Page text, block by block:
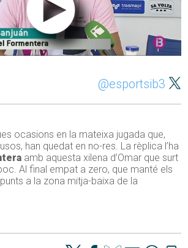
@esportsib3
ocasions en la mateixa jugada que,
han quedat en no-res. La rèplica l’ha
amb aquesta xilena d’Omar que surt
Al final empat a zero, que manté els
a la zona mitja-baixa de la